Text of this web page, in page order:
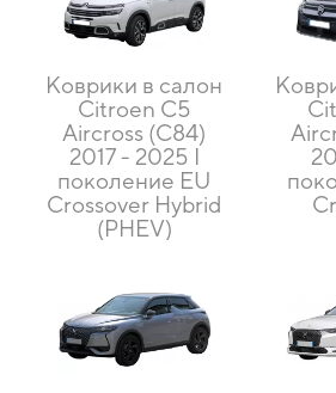
Коврики в салон
Citroen C5
Aircross (C84)
2017 - 2025 I
поколение EU
Crossover Hybrid
(PHEV)